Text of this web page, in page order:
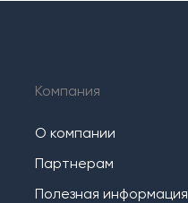
Компания
О компании
Партнерам
Полезная информация